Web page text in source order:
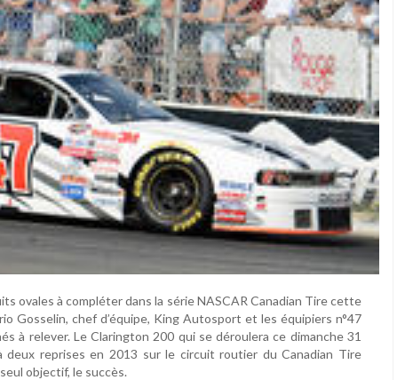
ovales à compléter dans la série NASCAR Canadian Tire cette
Gosselin, chef d’équipe, King Autosport et les équipiers n°47
à relever. Le Clarington 200 qui se déroulera ce dimanche 31
reprises en 2013 sur le circuit routier du Canadian Tire
objectif, le succès.